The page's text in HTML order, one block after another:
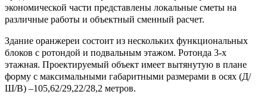
экономической части представлены локальные сметы на
различные работы и объектный сменный расчет.
Здание оранжереи состоит из нескольких функциональных
блоков с ротондой и подвальным этажом. Ротонда 3-х
этажная. Проектируемый объект имеет вытянутую в плане
форму с максимальными габаритными размерами в осях (Д/
Ш/В) –105,62/29,22/28,2 метров.